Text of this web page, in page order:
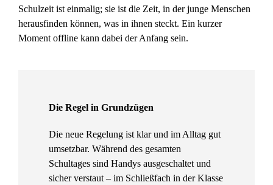
Schulzeit ist einmalig; sie ist die Zeit, in der junge Menschen
herausfinden können, was in ihnen steckt. Ein kurzer
Moment offline kann dabei der Anfang sein.
Die Regel in Grundzügen
Die neue Regelung ist klar und im Alltag gut
umsetzbar. Während des gesamten
Schultages sind Handys ausgeschaltet und
sicher verstaut – im Schließfach in der Klasse